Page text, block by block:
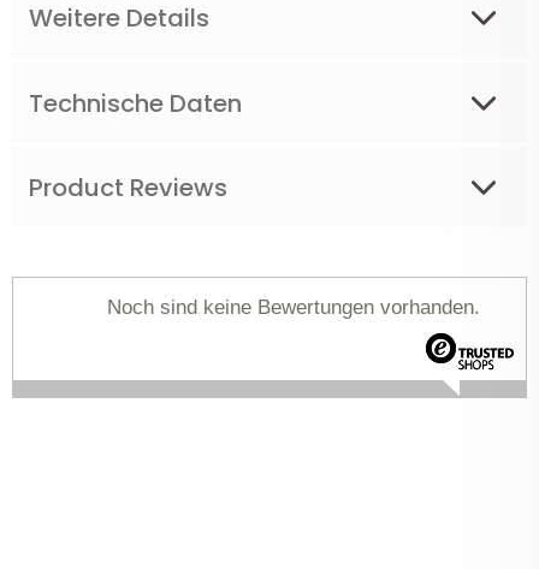
Weitere Details
Technische Daten
Product Reviews
Noch sind keine Bewertungen vorhanden.